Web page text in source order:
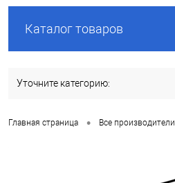
Каталог товаров
Уточните категорию:
Главная страница • Все производители